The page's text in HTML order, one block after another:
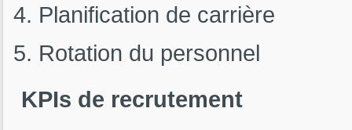
Planification de carrière
Rotation du personnel
KPIs de recrutement